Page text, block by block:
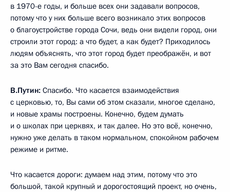
в 1970-е годы, и больше всех они задавали вопросов,
потому что у них больше всего возникало этих вопросов
о благоустройстве города Сочи, ведь они видели город, они
строили этот город: а что будет, а как будет? Приходилось
людям объяснять, что этот город будет преображён, и вот
за это Вам сегодня спасибо.
В.Путин: Спасибо. Что касается взаимодействия
с церковью, то, Вы сами об этом сказали, многое сделано,
и новые храмы построены. Конечно, будем думать
и о школах при церквях, и так далее. Но это всё, конечно,
нужно уже делать в таком нормальном, спокойном рабочем
режиме и ритме.
Что касается дороги: думаем над этим, потому что это
большой, такой крупный и дорогостоящий проект, но очень,